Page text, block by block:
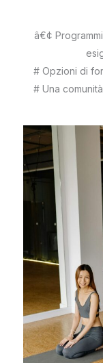
â€¢
# Opzioni di
# Una